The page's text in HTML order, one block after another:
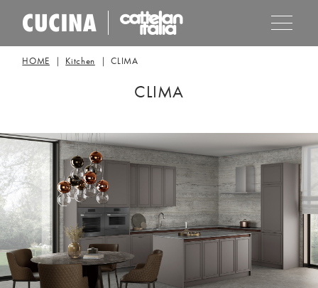
HOME Kitchen CLIMA
CLIMA